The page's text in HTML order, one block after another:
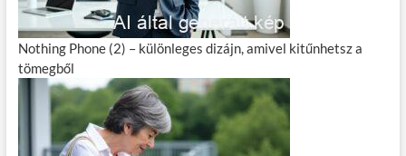
Nothing Phone (2) – különleges dizájn, amivel kitűnhetsz a
tömegből